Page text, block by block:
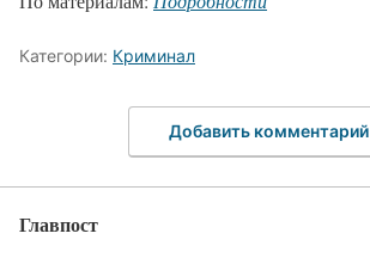
Категории: Криминал
Добавить комментарий
Главпост